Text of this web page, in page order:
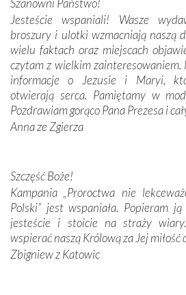
budowniczych.
Podążyliśmy też śladami
dos Santos oraz świętych
Modliliśmy się przy ich
Krzyżową w ich rodzinnych
domy, w których żyli.
W miejscu objawień Matki
Podczas tej kilkudniowej
spotykaliśmy się z
Portugalczyków.
zwyczaje. Mimo że nasze
oddalone, w żaden sposób
Sprawiła to oczywiście sama
kulturowa bliskość biorąca
Jesteście wspaniali! Wasze
broszury i ulotki wzmacniają naszą
wielu faktach oraz miejscach
czytam z wielkim zainteresowaniem.
informacje o Jezusie i Maryi,
otwierają serca. Pamiętamy w
Pozdrawiam gorąco Pana Prezesa i
Anna ze Zgierza
Szczęść Boże!
Kampania „Proroctwa nie
Polski” jest wspaniała. Popieram
jesteście i stoicie na straży
wspierać naszą Królową za Jej miłość
Zbigniew z Katowic